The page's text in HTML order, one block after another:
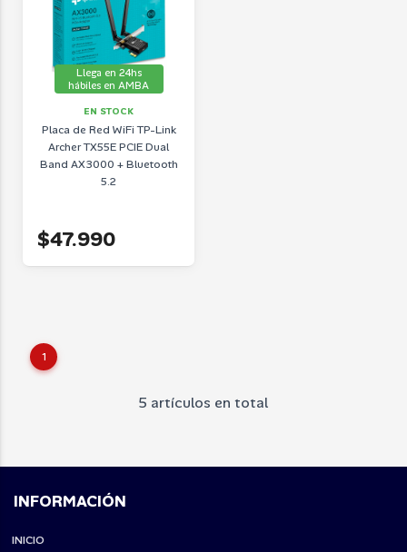
Llega en 24hs
hábiles en AMBA
EN STOCK
Placa de Red WiFi TP-Link
Archer TX55E PCIE Dual
Band AX3000 + Bluetooth
5.2
$47.990
1
5 artículos en total
INFORMACIÓN
INICIO